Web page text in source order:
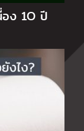
อง 1O ปี